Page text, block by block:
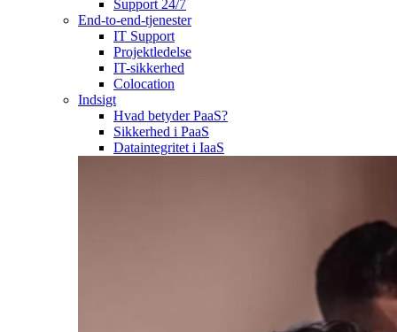
Support 24/7
End-to-end-tjenester
IT Support
Projektledelse
IT-sikkerhed
Colocation
Indsigt
Hvad betyder PaaS?
Sikkerhed i PaaS
Dataintegritet i IaaS